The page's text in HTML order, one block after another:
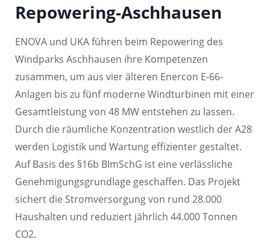
Repowering-Aschhausen
ENOVA und UKA führen beim Repowering des
Windparks Aschhausen ihre Kompetenzen
zusammen, um aus vier älteren Enercon E-66-
Anlagen bis zu fünf moderne Windturbinen mit einer
Gesamtleistung von 48 MW entstehen zu lassen.
Durch die räumliche Konzentration westlich der A28
werden Logistik und Wartung effizienter gestaltet.
Auf Basis des §16b BImSchG ist eine verlässliche
Genehmigungsgrundlage geschaffen. Das Projekt
sichert die Stromversorgung von rund 28.000
Haushalten und reduziert jährlich 44.000 Tonnen
CO2.